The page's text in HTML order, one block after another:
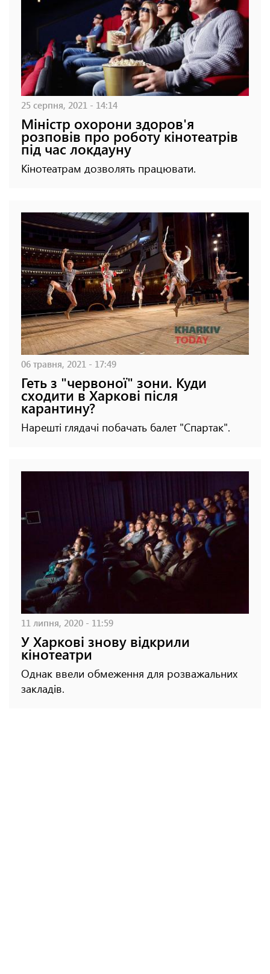
25 серпня, 2021 - 14:14
Міністр охорони здоров'я
розповів про роботу кінотеатрів
під час локдауну
Кінотеатрам дозволять працювати.
06 травня, 2021 - 17:49
Геть з "червоної" зони. Куди
сходити в Харкові після
карантину?
Нарешті глядачі побачать балет "Спартак".
11 липня, 2020 - 11:59
У Харкові знову відкрили
кінотеатри
Однак ввели обмеження для розважальних
закладів.